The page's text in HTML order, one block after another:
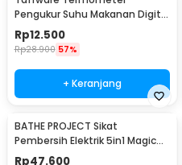
Pengukur Suhu Makanan Digital
Daging Kopi Susu - TP101
Rp12.500
Rp28.900 57%
+ Keranjang
BATHE PROJECT Sikat
Pembersih Elektrik 5in1 Magic
Brush Rechargeable - WQ8110
Rp47.600